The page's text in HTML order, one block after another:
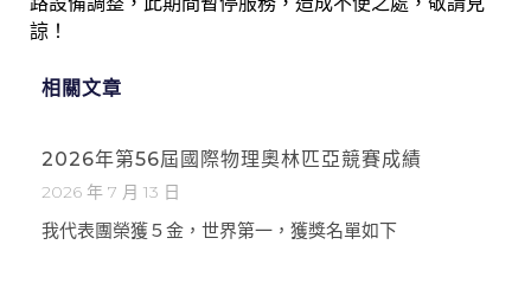
諒！
相關文章
2026年第56屆國際物理奧林匹亞競賽成績
2026 年 7 月 13 日
我代表團榮獲５金，世界第一，獲獎名單如下